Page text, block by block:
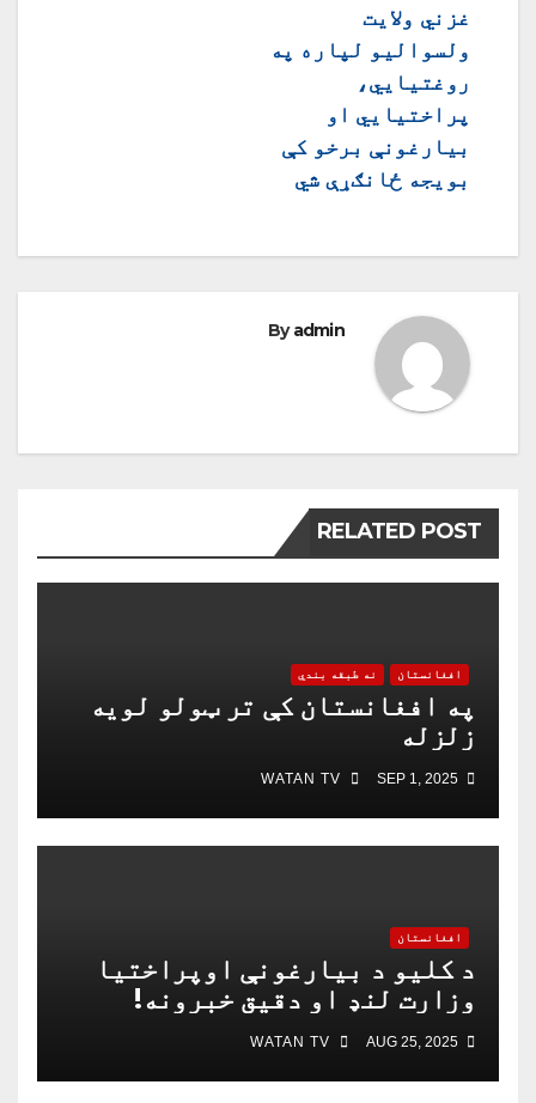
غزني ولایت
ولسوالیو لپاره په
روغتیايي،
پراختیايي او
بیارغونې برخو کې
بویجه ځانګړې شي
Byadmin
RELATED POST
افغانستان نه طبقه بندي
په افغانستان کې تر ټولو لویه
زلزله
افغانستان
د کلیو د بیارغونې اوپراختیا
وزارت لنډ او دقیق خبرونه!